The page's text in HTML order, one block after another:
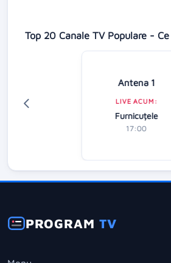
Top 20 Canale TV Populare -
Antena 1
LIVE ACUM:
Furnicuțele
17:00
PROGRAMTV